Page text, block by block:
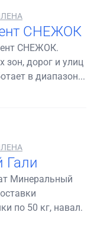
СНЕЖОК
СНЕЖОК.
зон, дорог и улиц
в диапазон...
Гали
Минеральный
по 50 кг, навал.